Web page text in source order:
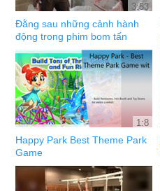
3:53
Đằng sau những cảnh hành
động trong phim bom tấn
1:8
Happy Park Best Theme Park
Game